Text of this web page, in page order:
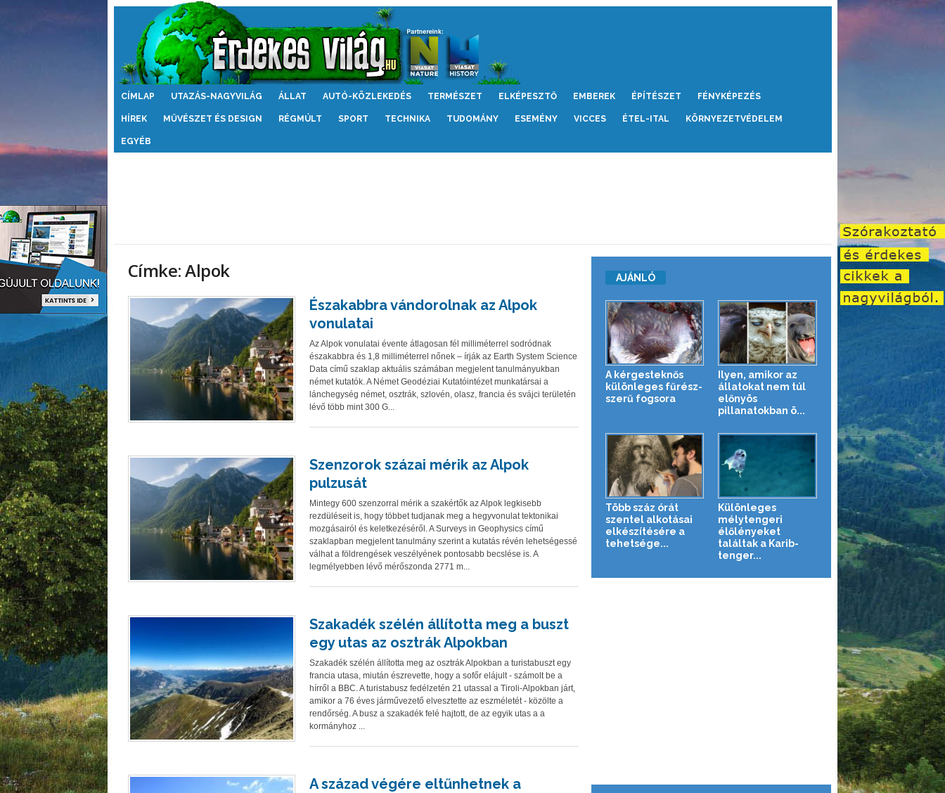
Érdekes
CÍMLAP UTAZÁS-NAGYVILÁG ÁLLAT AUTÓ-KÖZLEKEDÉS TERMÉSZET ELKÉPESZTŐ EMBEREK ÉPÍTÉSZET FÉNYKÉPEZÉS
HÍREK MŰVÉSZET ÉS DESIGN RÉGMÚLT SPORT TECHNIKA TUDOMÁNY ESEMÉNY VICCES ÉTEL-ITAL KÖRNYEZETVÉDELEM
EGYÉB
Címke: Alpok
Északabbra vándorolnak az Alpok
vonulatai
Az Alpok vonulatai évente átlagosan fél milliméterrel sodródnak
északabbra és 1,8 milliméterrel nőnek – írják az Earth System Science
Data című szaklap aktuális számában megjelent tanulmányukban
német kutatók. A Német Geodéziai Kutatóintézet munkatársai a
lánchegység német, osztrák, szlovén, olasz, francia és svájci területén
lévő több mint 300 G...
Szenzorok százai mérik az Alpok
pulzusát
Mintegy 600 szenzorral mérik a szakértők az Alpok legkisebb
rezdüléseit is, hogy többet tudjanak meg a hegyvonulat tektonikai
mozgásairól és keletkezéséről. A Surveys in Geophysics című
szaklapban megjelent tanulmány szerint a kutatás révén lehetségessé
válhat a földrengések veszélyének pontosabb becslése is. A
legmélyebben lévő mérőszonda 2771 m...
Szakadék szélén állította meg a buszt
egy utas az osztrák Alpokban
Szakadék szélén állította meg az osztrák Alpokban a turistabuszt egy
francia utasa, miután észrevette, hogy a sofőr elájult - számolt be a
hírről a BBC. A turistabusz fedélzetén 21 utassal a Tiroli-Alpokban járt,
amikor a 76 éves járművezető elvesztette az eszméletét - közölte a
rendőrség. A busz a szakadék felé hajtott, de az egyik utas a a
kormányhoz ...
A század végére eltűnhetnek a
AJÁNLÓ
A kérgesteknős
különleges fűrész-
szerű fogsora
Ilyen, amikor az
állatokat nem túl
előnyös
pillanatokban ö...
Több száz órát
szentel alkotásai
elkészítésére a
tehetsége...
Különleges
mélytengeri
élőlényeket
találtak a Karib-
tenger...